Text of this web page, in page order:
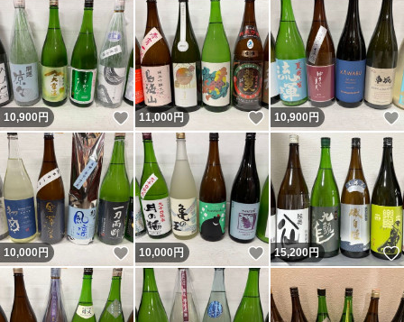
10,900円 いいね！
11,000円 いいね！
10,900円
10,000円 いいね！
10,000円 いいね！
15,200円